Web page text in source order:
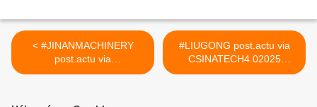
< #JINANMACHINERY
post.actu via
CSINATECH4.02025
#LIUGONG post.actu via
CSINATECH4.02025
#CIRTtech-YouTube >